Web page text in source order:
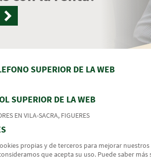
SUPERIOR DE LA WEB
SUPERIOR DE LA WEB
EN VILA-SACRA, FIGUERES
propias y de terceros para mejorar
que acepta su uso. Puede saber